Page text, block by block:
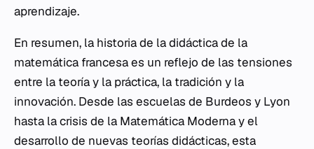
aprendizaje.
En resumen, la historia de la didáctica de la
matemática francesa es un reflejo de las tensiones
entre la teoría y la práctica, la tradición y la
innovación. Desde las escuelas de Burdeos y Lyon
hasta la crisis de la Matemática Moderna y el
desarrollo de nuevas teorías didácticas, esta